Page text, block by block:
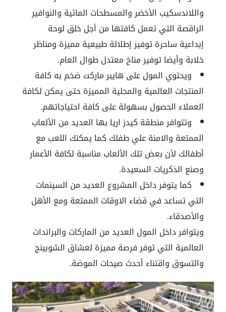
واللاندسكيب الأخضر والمسطحات المائية والنوافير
الراقصة التي تعمل كافتها من أجل خلق لوحة
إبداعية ساحرة توفير إطلالة طبيعية مميزة ومناظر
خلابة وأيضا توفير مناخ معتدل طوال العام.
ويحتوي المول على هايبر ماركت ضخم به كافة
المنتجات العالمية والمحلية المميزة حتى يمكن لكافة
العملاء الحصول بسهولة على كافة احتياجاتهم.
وتتوافر منطقة كيدز اريا بها العديد من الألعاب
الممتعة والامنة علي طفلك كما يمكنك اللعب مع
أطفالك لأن بعض تلك الألعاب مناسبة لكافة الأعمار
وصنع الذكريات السعيدة.
كما يتوفر داخل المشروع العديد من السينمات
التي تساعد في قضاء الاوقات الممتعة ومع الأهل
والأصدقاء.
ويتوافر داخل المول العديد من الماركات والبراندات
العالمية التي توفر فرصة مميزة لعشاق الشوبينج
والتسوق واقتناء أحدث صيحات الموضة.